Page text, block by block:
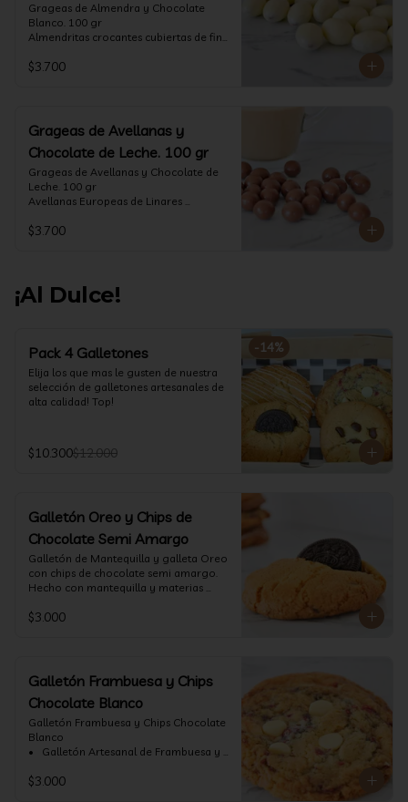
Grageas de Almendra y Chocolate
Blanco. 100 gr
Almendritas crocantes cubiertas de fino
Formato: Bolsa 100 gramos
$3.700
Grageas de Avellanas y
Chocolate de Leche. 100 gr
Grageas de Avellanas y Chocolate de
Leche. 100 gr
Avellanas Europeas de Linares
de leche.
$3.700
¡Al Dulce!
-14%
Pack 4 Galletones
Elija los que mas le gusten de nuestra
selección de galletones artesanales de
alta calidad! Top!
$10.300$12.000
Galletón Oreo y Chips de
Chocolate Semi Amargo
⁠Galletón de Mantequilla y galleta Oreo
con chips de chocolate semi amargo.
Hecho con mantequilla y materias
$3.000
Galletón Frambuesa y Chips
Chocolate Blanco
Galletón Frambuesa y Chips Chocolate
Blanco
•⁠  ⁠ Galletón Artesanal de Frambuesa y
con mantequilla y materias primas de
$3.000